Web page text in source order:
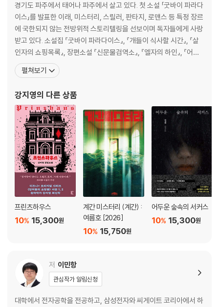
경기도 파주에서 태어나 파주에서 살고 있다. 첫 소설 「굿바이 파라다
이스」를 발표한 이래, 미스터리, 스릴러, 판타지, 로맨스 등 특정 장르
에 국한되지 않는 전방위적 스토리텔링을 선보이며 독자들에게 사랑
받고 있다. 소설집 『굿바이 파라다이스』, 『개들이 식사할 시간』, 『살
인자의 쇼핑목록』, 장편소설 『신문물검역소』, 『엘자의 하인』, 『어두
운 숲속의 서커스』, 『프랑켄슈타인 가족』, 『심여사는 킬러』, 『하품은
맛있다』, 『페로몬 부티크』, 『살인자의 쇼핑몰1, 2』, 『굿 드라이버』 등
월], [살인자의 쇼핑목록]
펼쳐보기
강지영의 다른 상품
프린츠하우스
15,300원
10%
계간 미스터리 (계간) :
여름호 [2026]
15,750원
10%
어두운 숲속의 서커스
15,300원
10%
저 이민항
관심작가 알림신청
대학에서 전자공학을 전공하고, 삼성전자와 씨게이트 코리아에서 하